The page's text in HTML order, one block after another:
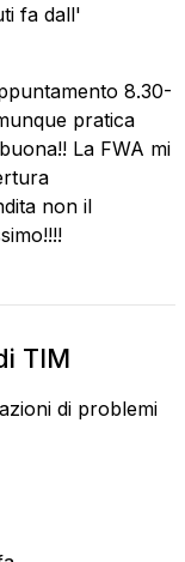
fa dall'
8.30-
pratica
La FWA mi
non il
TIM
di problemi